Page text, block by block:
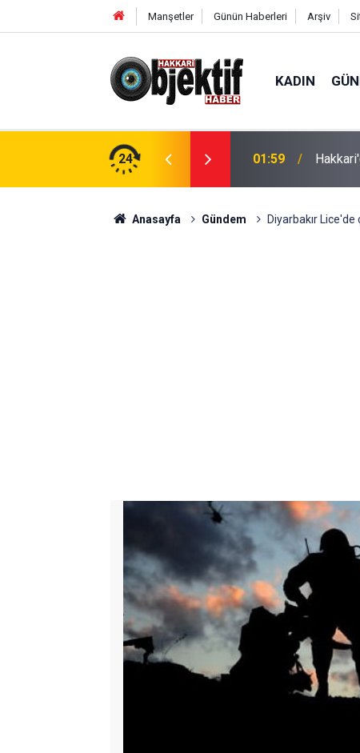
Manşetler Günün Haberleri Arşiv
KADIN
24 01:59
Anasayfa Gündem Diyarbakır Lice'de